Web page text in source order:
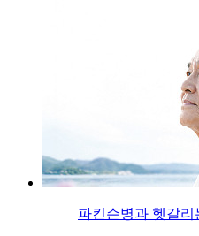
파킨슨병과 헷갈리